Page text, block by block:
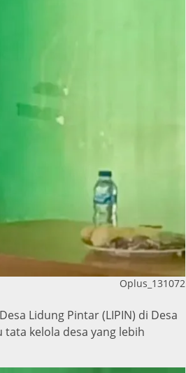
Oplus_131072
Lidung Pintar (LIPIN) di Desa
kelola desa yang lebih